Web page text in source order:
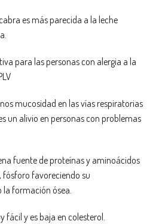
es más parecida a la leche
para las personas con alergia a la
mucosidad en las vías respiratorias
un alivio en personas con problemas
fuente de proteínas y aminoácidos
fósforo favoreciendo su
formación ósea.
fácil y es baja en colesterol.